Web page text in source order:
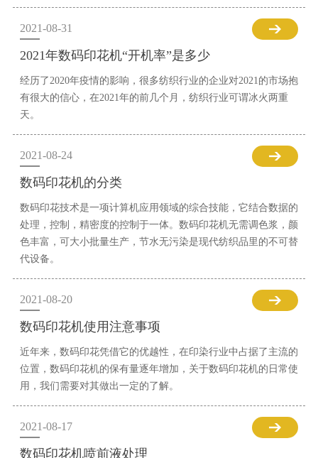
2021-08-31
2021年数码印花机“开机率”是多少
经历了2020年疫情的影响，很多纺织行业的企业对2021的市场抱
有很大的信心，在2021年的前几个月，纺织行业可谓冰火两重
天。
2021-08-24
数码印花机的分类
数码印花技术是一项计算机应用领域的综合技能，它结合数据的
处理，控制，精密度的控制于一体。数码印花机无需调色浆，颜
色丰富，可大小批量生产，节水无污染是现代纺织品里的不可替
代设备。
2021-08-20
数码印花机使用注意事项
近年来，数码印花凭借它的优越性，在印染行业中占据了主流的
位置，数码印花机的保有量逐年增加，关于数码印花机的日常使
用，我们需要对其做出一定的了解。
2021-08-17
数码印花机喷前液处理